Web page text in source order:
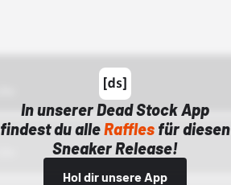
In unserer Dead Stock App
findest du alleRaffles für diesen
Sneaker Release!
Hol dir unsere App